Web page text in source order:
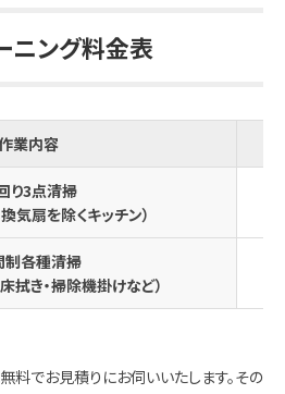
ニング料金表
業内容
り3点清掃
換気扇を除くキッチン）
制各種清掃
拭き・掃除機掛けなど）
でお見積りにお伺いいたします。その